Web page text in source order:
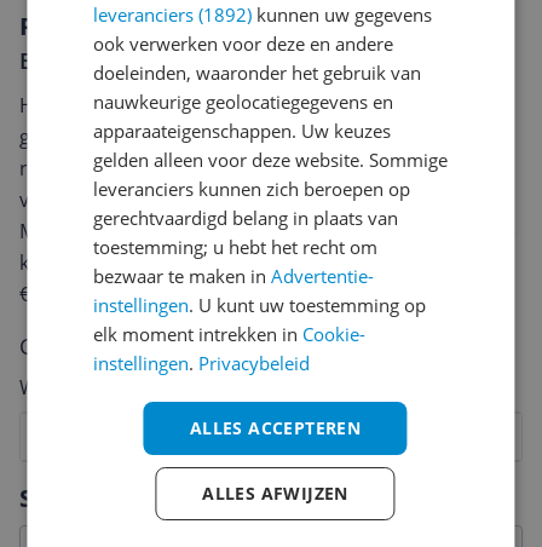
Specificaties
Reviews
Er zijn nog geen reviews geschreven
Heb jij dit product in bezit en wil je graag je mening
geven? Start dan hieronder met het schrijven van je
review. Afhankelijk van de details duurt het schrijven
van een review gemiddeld tussen de 3 en 10 minuten.
Met jouw mening help je andere bezoekers een betere
keuze te maken én maak je iedere maand kans op
€250,-!
Klik hier voor de actievoorwaarden.
Cijfer
Welk cijfer geef jij dit product?
7
6
5
4
leveranciers (1892) kunnen uw gegevens
ook verwerken voor deze en andere
doeleinden, waaronder het gebruik van
nauwkeurige geolocatiegegevens en
apparaateigenschappen. Uw keuzes
gelden alleen voor deze website. Sommige
leveranciers kunnen zich beroepen op
gerechtvaardigd belang in plaats van
toestemming; u hebt het recht om
bezwaar te maken inAdvertentie-
instellingen. U kunt uw toestemming op
elk moment intrekken in Cookie-
instellingen. Privacybeleid
ALLES ACCEPTEREN
ALLES AFWIJZEN